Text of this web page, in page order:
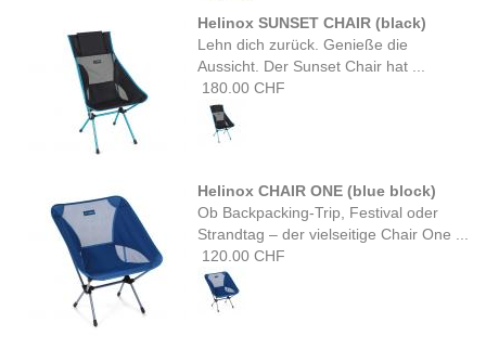
Helinox SUNSET CHAIR (black)
Lehn dich zurück. Genieße die
Aussicht. Der Sunset Chair hat ...
180.00 CHF
Helinox CHAIR ONE (blue block)
Ob Backpacking-Trip, Festival oder
Strandtag – der vielseitige Chair One ...
120.00 CHF